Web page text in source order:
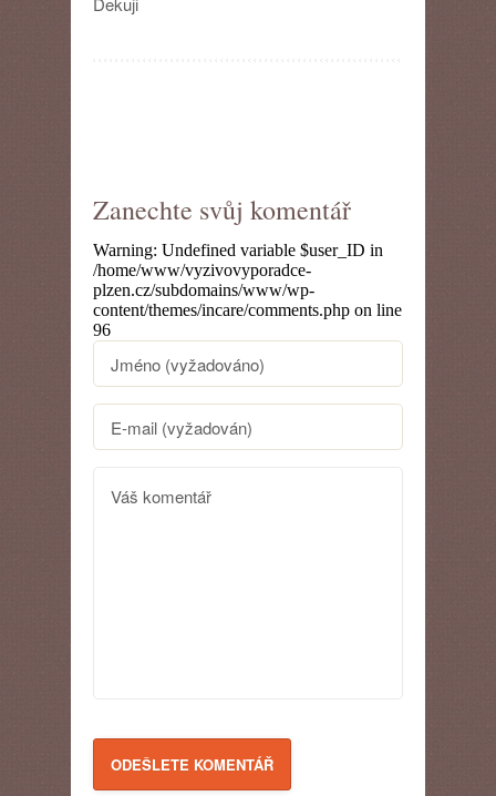
Zanechte svůj komentář
Warning: Undefined variable $user_ID in
/home/www/vyzivovyporadce-
plzen.cz/subdomains/www/wp-
content/themes/incare/comments.php on line
96